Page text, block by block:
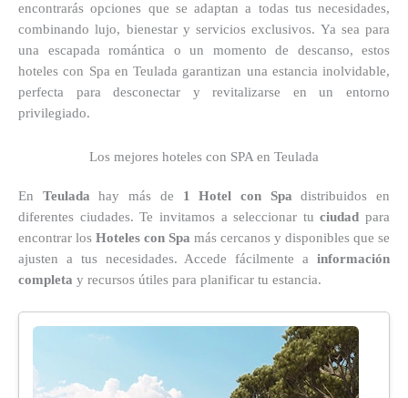
encontrarás opciones que se adaptan a todas tus necesidades,
combinando lujo, bienestar y servicios exclusivos. Ya sea para
una escapada romántica o un momento de descanso, estos
hoteles con Spa en Teulada garantizan una estancia inolvidable,
perfecta para desconectar y revitalizarse en un entorno
privilegiado.
Los mejores hoteles con SPA en Teulada
En Teulada hay más de 1 Hotel con Spa distribuidos en
diferentes ciudades. Te invitamos a seleccionar tuciudad para
encontrar los Hoteles con Spa más cercanos y disponibles que se
ajusten a tus necesidades. Accede fácilmente a información
completa y recursos útiles para planificar tu estancia.